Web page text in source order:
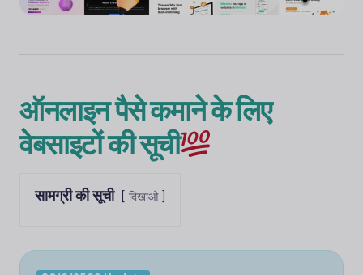
ऑनलाइन पैसे कमाने के लिए
वेबसाइटों की सूची
सामग्री की सूची दिखाओ